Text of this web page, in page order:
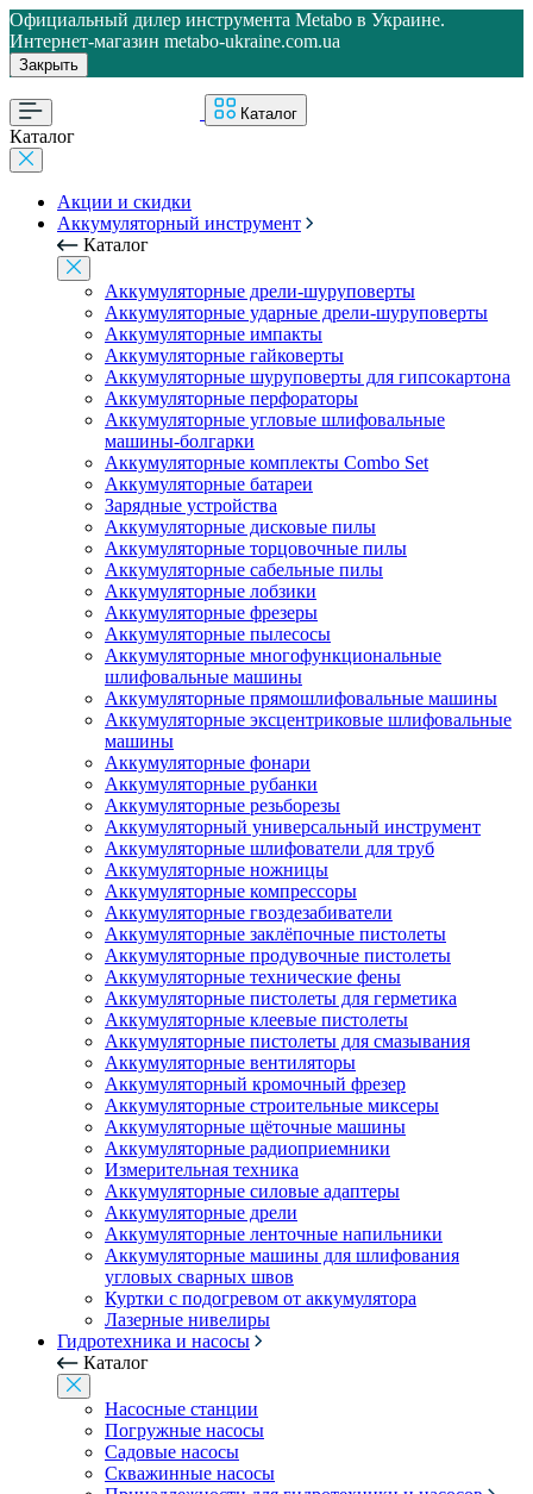
Официальный дилер инструмента Metabo в Украине.
Интернет-магазин metabo-ukraine.com.ua
Закрыть
Каталог
Каталог
Акции и скидки
Аккумуляторный инструмент
Каталог
Аккумуляторные дрели-шуруповерты
Аккумуляторные ударные дрели-шуруповерты
Аккумуляторные импакты
Аккумуляторные гайковерты
Аккумуляторные шуруповерты для гипсокартона
Аккумуляторные перфораторы
Аккумуляторные угловые шлифовальные
машины-болгарки
Аккумуляторные комплекты Combo Set
Аккумуляторные батареи
Зарядные устройства
Аккумуляторные дисковые пилы
Аккумуляторные торцовочные пилы
Аккумуляторные сабельные пилы
Аккумуляторные лобзики
Аккумуляторные фрезеры
Аккумуляторные пылесосы
Аккумуляторные многофункциональные
шлифовальные машины
Аккумуляторные прямошлифовальные машины
Аккумуляторные эксцентриковые шлифовальные
машины
Аккумуляторные фонари
Аккумуляторные рубанки
Аккумуляторные резьборезы
Аккумуляторный универсальный инструмент
Аккумуляторные шлифователи для труб
Аккумуляторные ножницы
Аккумуляторные компрессоры
Аккумуляторные гвоздезабиватели
Аккумуляторные заклёпочные пистолеты
Аккумуляторные продувочные пистолеты
Аккумуляторные технические фены
Аккумуляторные пистолеты для герметика
Аккумуляторные клеевые пистолеты
Аккумуляторные пистолеты для смазывания
Аккумуляторные вентиляторы
Аккумуляторный кромочный фрезер
Аккумуляторные строительные миксеры
Аккумуляторные щёточные машины
Аккумуляторные радиоприемники
Измерительная техника
Аккумуляторные силовые адаптеры
Аккумуляторные дрели
Аккумуляторные ленточные напильники
Аккумуляторные машины для шлифования
угловых сварных швов
Куртки с подогревом от аккумулятора
Лазерные нивелиры
Гидротехника и насосы
Каталог
Насосные станции
Погружные насосы
Садовые насосы
Скважинные насосы